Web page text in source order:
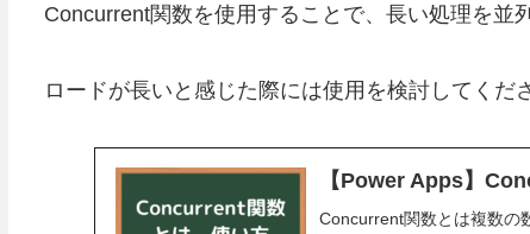
Concurrent関数を使用することで、長い処理を並
ロードが長いと感じた際には使用を検討してくだ
【Power Apps】
Concurrent関数とは複数の